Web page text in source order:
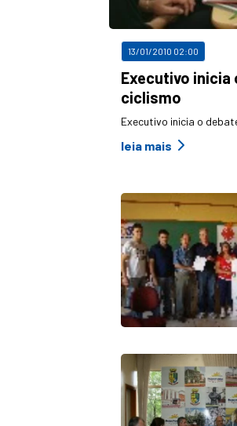
13/01/2010 02:00
Executivo inicia
ciclismo
Executivo inicia o
leia mais